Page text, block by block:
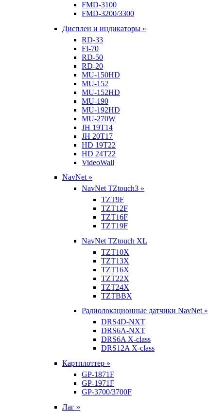
FMD-3100
FMD-3200/3300
Дисплеи и индикаторы »
RD-33
FI-70
RD-50
RD-20
MU-150HD
MU-152
MU-152HD
MU-190
MU-192HD
MU-270W
JH 19T14
JH 20T17
HD 19T22
HD 24T22
VideoWall
NavNet »
NavNet TZtouch3 »
TZT9F
TZT12F
TZT16F
TZT19F
NavNet TZtouch XL
TZT10X
TZT13X
TZT16X
TZT22X
TZT24X
TZTBBX
Радиолокационные датчики NavNet »
DRS4D-NXT
DRS6A-NXT
DRS6A X-class
DRS12A X-class
Картплоттер »
GP-1871F
GP-1971F
GP-3700/3700F
Лаг »